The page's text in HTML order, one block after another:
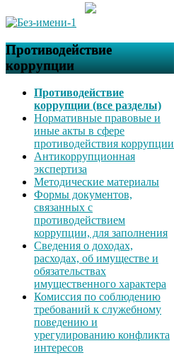
Противодействие
коррупции
Противодействие
коррупции (все разделы)
Нормативные правовые и
иные акты в сфере
противодействия коррупции
Антикоррупционная
экспертиза
Методические материалы
Формы документов,
связанных с
противодействием
коррупции, для заполнения
Сведения о доходах,
расходах, об имуществе и
обязательствах
имущественного характера
Комиссия по соблюдению
требований к служебному
поведению и
урегулированию конфликта
интересов